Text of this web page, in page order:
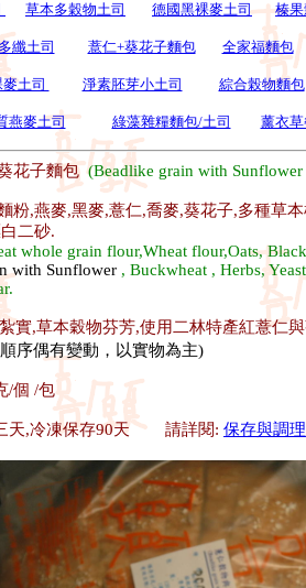
草本多穀物土司 德國黑裸麥土司 榛果
纖土司 薏仁+葵花子麵包 全家福麵包
土司 淨素胚芽小土司 綜合榖物麵包
燕麥土司 綠藻雜糧麵包/土司 薰衣
花子麵包(Beadlike grain with
粉,燕麥,黑麥,薏仁,喬麥,葵花子,多種草
砂.
whole grain flour,Wheat flour,Oats,
Sunflower , Buckwheat , Herbs,
實,草本穀物芬芳,使用二林特產紅薏仁
序偶有變動，以實物為主)
/個 /包
天,冷凍保存90天 請詳閱: 保存與調理